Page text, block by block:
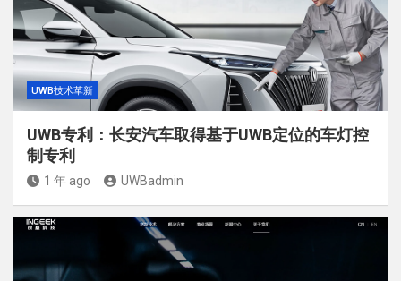
UWB技术革新
UWB专利：长安汽车取得基于UWB定位的车灯控
制专利
1 年 ago UWBadmin